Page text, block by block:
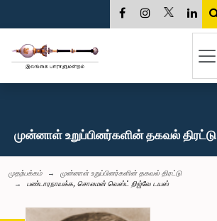
முன்னாள் உறுப்பினர்களின் தகவல் திரட்டு
முதற்பக்கம்
முன்னாள் உறுப்பினர்களின் தகவல் திரட்டு
பண்டாரநாயக்க, சொலமன் வெஸ்ட் றிஜ்வே டயஸ்